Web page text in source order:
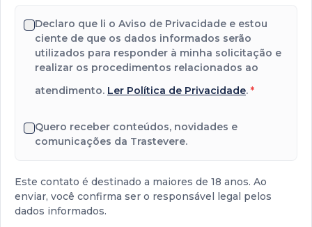
Declaro que li o Aviso de Privacidade e estou
ciente de que os dados informados serão
utilizados para responder à minha solicitação e
realizar os procedimentos relacionados ao
atendimento. Ler Política de Privacidade. *
Quero receber conteúdos, novidades e
comunicações da Trastevere.
Este contato é destinado a maiores de 18 anos. Ao
enviar, você confirma ser o responsável legal pelos
dados informados.